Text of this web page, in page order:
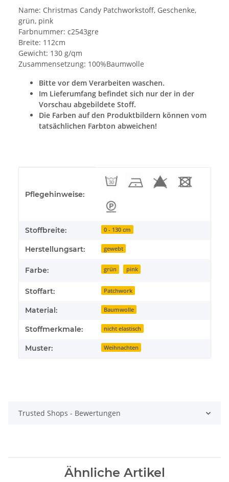
Name: Christmas Candy Patchworkstoff, Geschenke,
grün, pink
Farbnummer: c2543gre
Breite: 112cm
Gewicht: 130 g/qm
Zusammensetzung: 100%Baumwolle
Bitte vor dem Verarbeiten waschen.
Im Lieferumfang befindet sich nur der in der
Vorschau abgebildete Stoff.
Die Farben auf den Produktbildern können vom
tatsächlichen Farbton abweichen!
Pflegehinweise:
Stoffbreite: 0 - 130 cm
Herstellungsart: gewebt
Farbe: grün pink
Stoffart: Patchwork
Material: Baumwolle
Stoffmerkmale: nicht elastisch
Muster: Weihnachten
Trusted Shops - Bewertungen
Ähnliche Artikel